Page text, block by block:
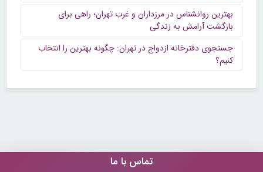
بهترین روانشناس در مرزداران و غرب تهران؛ راهی برای
بازگشت آرامش به زندگی
جستجوی دفترخانه ازدواج در تهران: چگونه بهترین را انتخاب
کنیم؟
تماس با ما